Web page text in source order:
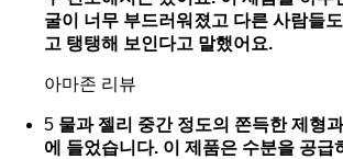
굴이 너무 부드러워졌고 다른 사람들
고 탱탱해 보인다고 말했어요.
아마존 리뷰
5 물과 젤리 중간 정도의 쫀득한 제형
에 들었습니다. 이 제품은 수분을 공급